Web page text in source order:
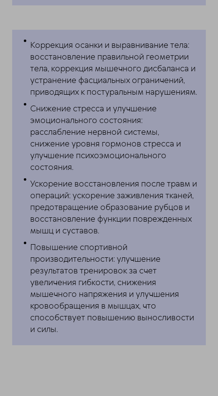
Коррекция осанки и выравнивание тела:
восстановление правильной геометрии
тела, коррекция мышечного дисбаланса и
устранение фасциальных ограничений,
приводящих к постуральным нарушениям.
Снижение стресса и улучшение
эмоционального состояния:
расслабление нервной системы,
снижение уровня гормонов стресса и
улучшение психоэмоционального
состояния.
Ускорение восстановления после травм и
операций: ускорение заживления тканей,
предотвращение образование рубцов и
восстановление функции поврежденных
мышц и суставов.
Повышение спортивной
производительности: улучшение
результатов тренировок за счет
увеличения гибкости, снижения
мышечного напряжения и улучшения
кровообращения в мышцах, что
способствует повышению выносливости
и силы.